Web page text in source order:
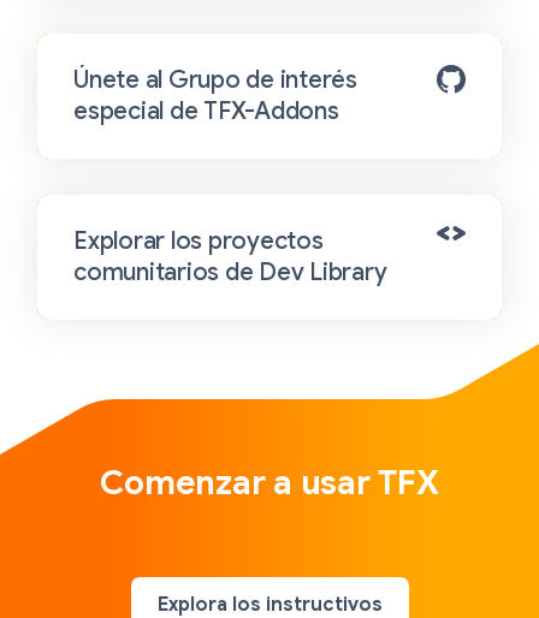
Únete al Grupo de interés
especial de TFX-Addons
Explorar los proyectos
comunitarios de Dev Library
Comenzar a usar TFX
Explora los instructivos